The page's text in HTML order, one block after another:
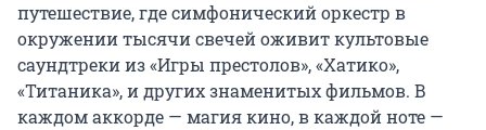
путешествие, где симфонический оркестр в
окружении тысячи свечей оживит культовые
саундтреки из «Игры престолов», «Хатико»,
«Титаника», и других знаменитых фильмов. В
каждом аккорде — магия кино, в каждой ноте —